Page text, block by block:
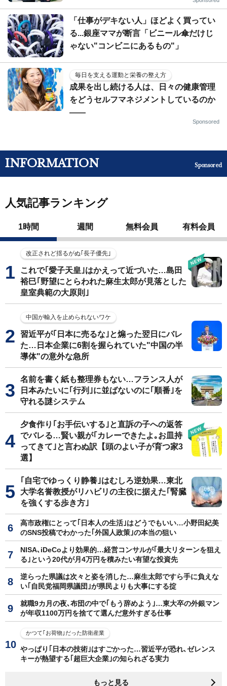
「仕事がデキない人」ほどよく買ってい
る...銀座ママが断言「ビニール傘だけじ
ゃない"コンビニにあるもの"」
毎日を支える運動と栄養の整え方
成果を出し続ける人は、日々の健康管理
をどうセルフマネジメントしているのか
——
Sponsored
INFORMATION Sponsored
人気記事ランキング
1時間 週間 無料会員 有料会員
改正されど揺るがぬ｢長子優先｣
これで｢愛子天皇｣はかえって近づいた…島田
裕巳｢野望にとらわれた麻生太郎が見落とした
皇室典範の大原則｣
中国が輸入を止められないワケ
習近平が｢日本に売るな｣と煽った翌日にバレ
た…日本企業に6割を握られていた"中国の半
導体"の意外な急所
名前を書く紙も整理券もない…フランス人が
日本みたいに｢行列｣に並ばないのに｢順番｣を
守れる謎システム
夕食作り｢お手伝いする｣と直訴の子への返答
でバレる…賢い親が｢カレーできたよ｡お皿持
ってきて｣と言わぬ訳【頭のよい子が育つ家3
選】
｢自宅でゆっくり静養｣はむしろ逆効果…東北
大学名誉教授がリハビリの主役に据えた｢腎臓
を強くする歩き方｣
高市政権にとって｢日本人の生活｣はどうでもいい…小野田紀美
のSNS投稿でわかった｢外国人政策｣の本当の狙い
NISA､iDeCoより効果的…経営コンサルが｢最大リターンを狙え
る｣という20代が月4万円を積みたい有望な投資先
逆らった県議は次々と姿を消した…麻生太郎ですら手に負えな
い｢自民党福岡県議団｣が県民よりも大事にする掟
就職9カ月の夜､布団の中で｢もう辞めよう｣…東大卒の外銀マン
が年収1100万円を捨てて選んだ意外すぎる仕事
かつて｢お荷物｣だった防衛産業
やっぱり｢日本の技術｣はすごかった…習近平が恐れ､ゼレンス
キーが熱望する｢超巨大企業｣の知られざる実力
もっと見る